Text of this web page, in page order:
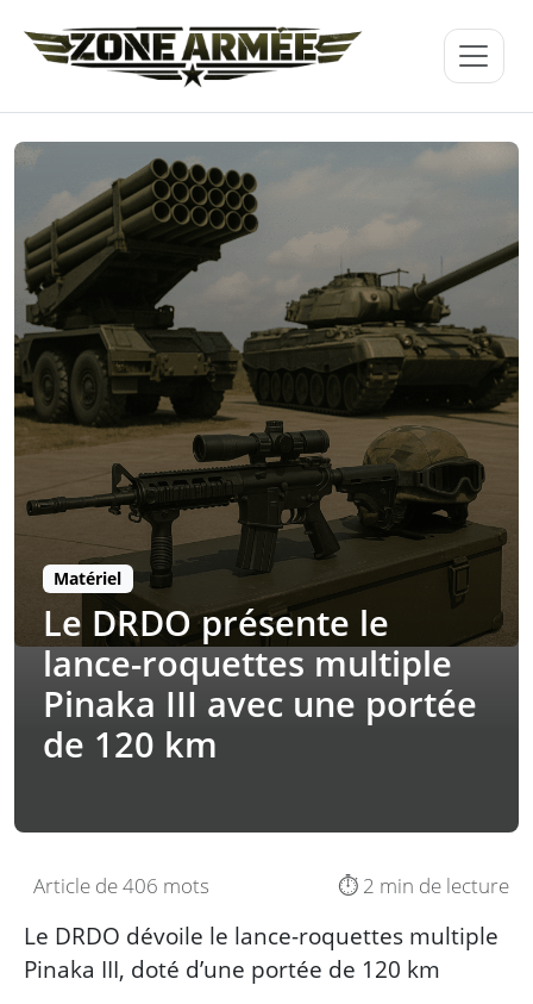
Matériel
Le DRDO présente le
lance-roquettes multiple
Pinaka III avec une portée
de 120 km
Article de 406 mots ⏱️ 2 min de lecture
Le DRDO dévoile le lance-roquettes multiple
Pinaka III, doté d’une portée de 120 km